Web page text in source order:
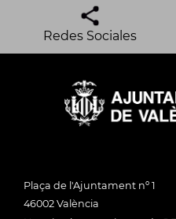
Redes Sociales
Plaça de l'Ajuntament nº 1
46002 València